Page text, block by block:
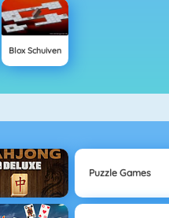
Blox Schuiven
Puzzle Games